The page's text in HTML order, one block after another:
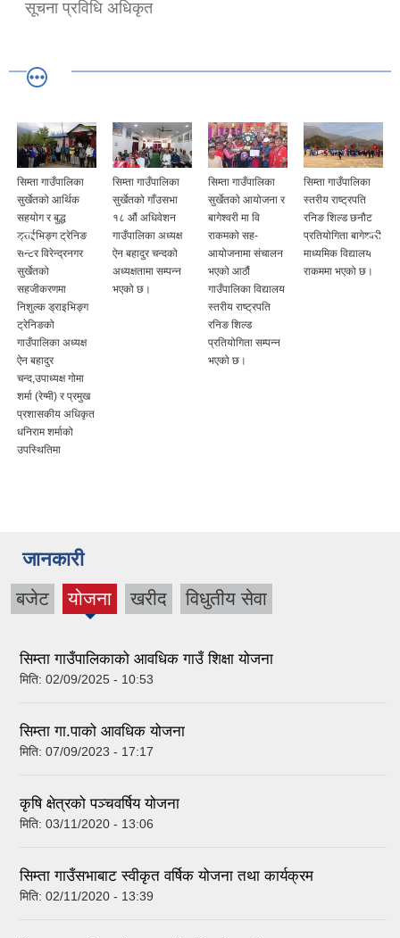
सूचना प्रविधि अधिकृत
सिम्ता गाउँपालिका
सुर्खेतको आर्थिक
सहयोग र बुद्ध
ड्राईभिङ्ग ट्रेनिङ
सेन्टर विरेन्द्रनगर
सुर्खेतको
सहजीकरणमा
निशुल्क ड्राइभिङ्ग
ट्रेनिङको
गाउँपालिका अध्यक्ष
ऐन बहादुर
चन्द,उपाध्यक्ष गोमा
शर्मा (रेग्मी) र प्रमुख
प्रशासकीय अधिकृत
धनिराम शर्माको
उपस्थितिमा
सिम्ता गाउँपालिका
सुर्खेतको गाँउसभा
१८ औं अधिवेशन
गाउँपालिका अध्यक्ष
ऐन बहादुर चन्दको
अध्यक्षतामा सम्पन्न
भएको छ।
सिम्ता गाउँपालिका
सुर्खेतको आयोजना र
बागेश्वरी मा वि
राकमको सह-
आयोजनामा संचालन
भएको आठौं
गाउँपालिका विद्यालय
स्तरीय राष्ट्रपति
रनिङ शिल्ड
प्रतियोगिता सम्पन्न
भएको छ।
सिम्ता गाउँपालिका
स्तरीय राष्ट्रपति
रनिङ शिल्ड छनौट
प्रतियोगिता बागेश्वरी
माध्यमिक विद्यालय
राकममा भएको छ।
जानकारी
बजेट योजना
(active
खरीद विधुतीय सेवा
सिम्ता गाउँपालिकाको आवधिक गाउँ शिक्षा योजना
मिति: 02/09/2025 - 10:53
सिम्ता गा.पाको आवधिक योजना
मिति: 07/09/2023 - 17:17
कृषि क्षेत्रको पञ्चवर्षिय योजना
मिति: 03/11/2020 - 13:06
सिम्ता गाउँसभाबाट स्वीकृत वर्षिक योजना तथा कार्यक्रम
मिति: 02/11/2020 - 13:39